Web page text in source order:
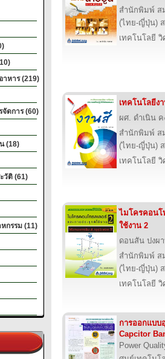
าหาร (219)
จัดการ (60)
(18)
วัติ (61)
กรรม (11)
สำนักพิมพ์ ส
(ไทย-ญี่ปุ่น)
เทคโนโลยี
เทคโนโลยีง
ผศ. ดำเนิน
สำนักพิมพ์ ส
(ไทย-ญี่ปุ่น)
เทคโนโลยี
ไมโครคอนโ
ใช้งาน 2
ดอนสัน ปงผ
สำนักพิมพ์ ส
(ไทย-ญี่ปุ่น)
เทคโนโลยี
การออกแบบ
Capcitor
Power